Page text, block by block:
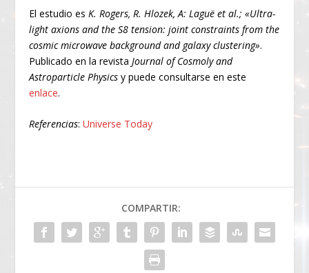
El estudio es K. Rogers, R. Hlozek, A: Laguë et al.; «Ultra-
light axions and theS8 tension: joint constraints from the
cosmic microwave background and galaxy clustering».
Publicado en la revista Journal of Cosmoly and
Astroparticle Physics y puede consultarse en este
enlace.
Referencias:Universe Today
COMPARTIR: